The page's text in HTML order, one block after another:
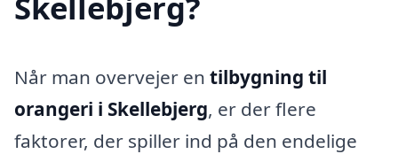
Når man overvejer en tilbygning til
orangeri i Skellebjerg, er der flere
faktorer, der spiller ind på den endelige